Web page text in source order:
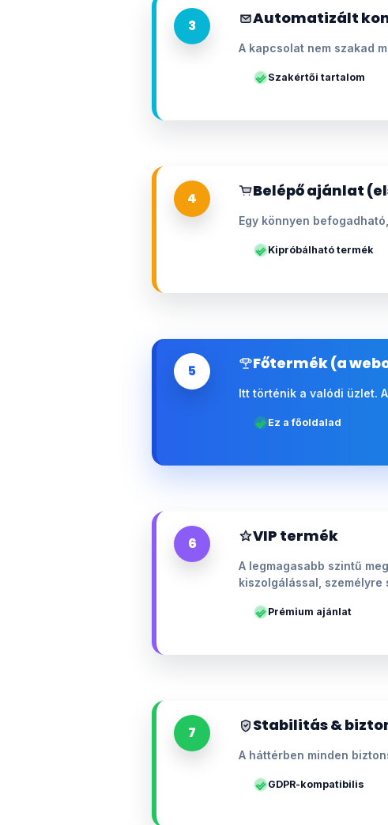
3 Automatizált
A kapcsolat nem szakad
Szakértői tartalom
4 Belépő ajánlat
Egy könnyen
Kipróbálható termék
5 Főtermék (a
Itt történik a valódi üzlet.
Ez a főoldalad
6 VIP termék
A legmagasabb szintű
kiszolgálással,
Prémium ajánlat
7 Stabilitás &
A háttérben minden
GDPR-kompatibilis